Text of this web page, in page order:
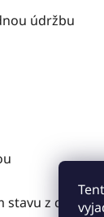
údržbu
stavu z